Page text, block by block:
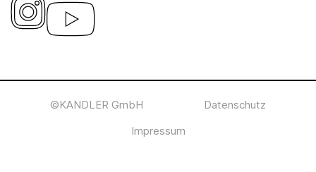
©KANDLER GmbH
Datenschutz
Impressum